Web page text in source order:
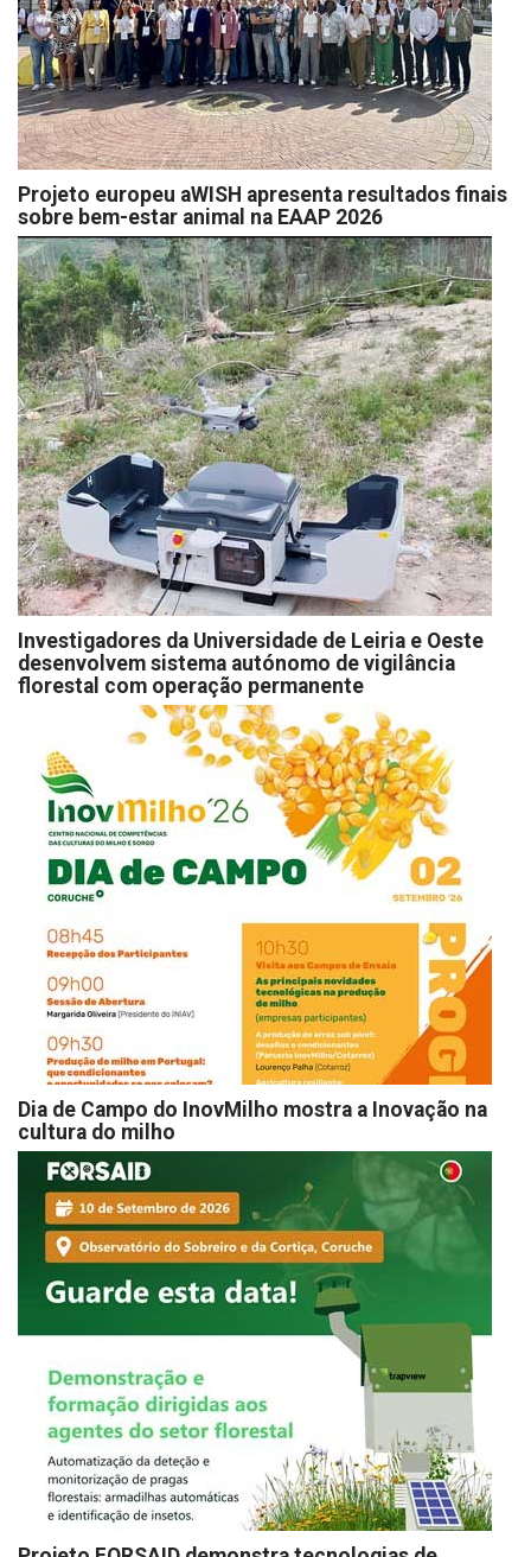
Projeto europeu aWISH apresenta resultados finais
sobre bem-estar animal na EAAP 2026
Investigadores da Universidade de Leiria e Oeste
desenvolvem sistema autónomo de vigilância
florestal com operação permanente
Dia de Campo do InovMilho mostra a Inovação na
cultura do milho